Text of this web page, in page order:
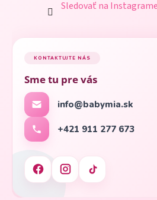
Sledovať na Instagrame
KONTAKTUJTE NÁS
Sme tu pre vás
info@babymia.sk
+421 911 277 673